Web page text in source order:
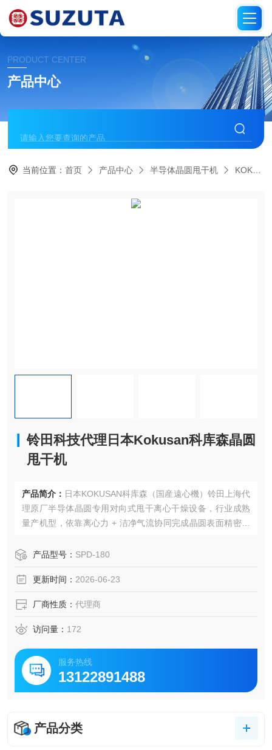
PRODUCT CENTER
产品中心
当前位置：首页 产品中心 半导体晶圆甩干机 KOKUSAN科库森
铃田科技代理日本Kokusan科库森晶圆
甩干机
产品简介： 日本KOKUSAN科库森（国産遠心機）铃田上海代
理原厂半导体晶圆专用对向式甩干离心干燥设备，行业成熟
量产机型，依靠离心力 + 洁净气流协同完成晶圆表面精密脱
クサン。KOKUSAN 科库森 H840SA 对向式离心干燥机、SP
Kokusan科库森晶圆甩干机
产品型号： SPD-180
更新时间： 2026-06-23
厂商性质： 代理商
访问量： 172
服务热线
13122891488
产品分类